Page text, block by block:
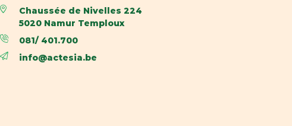
Chaussée de Nivelles 224
5020 Namur Temploux
081/ 401.700
info@actesia.be